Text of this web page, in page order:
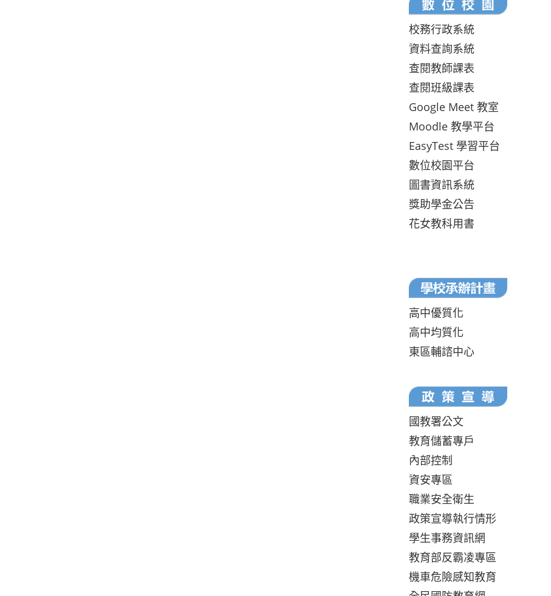
校務行政系統
資料查詢系統
查閱教師課表
查閱班級課表
Google Meet 教室
Moodle 教學平台
EasyTest 學習平台
數位校園平台
圖書資訊系統
獎助學金公告
花女教科用書
高中優質化
高中均質化
東區輔諮中心
國教署公文
教育儲蓄專戶
內部控制
資安專區
職業安全衛生
政策宣導執行情形
學生事務資訊網
教育部反霸凌專區
機車危險感知教育